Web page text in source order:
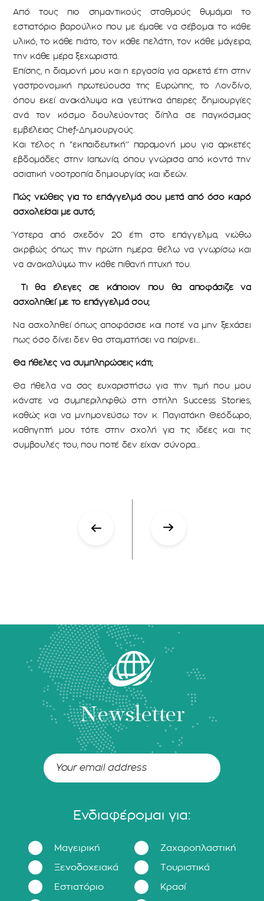
Από τους πιο σημαντικούς σταθμούς θυμάμαι το
εστιατόριο βαρούλκο που με έμαθε να σέβομαι το κάθε
υλικό, το κάθε πιάτο, τον κάθε πελάτη, τον κάθε μάγειρα,
την κάθε μέρα ξεχωριστά.
Επίσης, η διαμονή μου και η εργασία για αρκετά έτη στην
γαστρονομική πρωτεύουσα της Ευρώπης, το Λονδίνο,
όπου εκεί ανακάλυψα και γεύτηκα άπειρες δημιουργίες
ανά τον κόσμο δουλεύοντας δίπλα σε παγκόσμιας
εμβέλειας Chef-Δημιουργούς.
Και τέλος η ‘’εκπαιδευτική’’ παραμονή μου για αρκετές
εβδομάδες στην Ιαπωνία, όπου γνώρισα από κοντά την
ασιατική νοοτροπία δημιουργίας και ιδεών.
Πώς νιώθεις για το επάγγελμά σου μετά από όσο καιρό
ασχολείσαι με αυτό;
Ύστερα από σχεδόν 20 έτη στο επάγγελμα, νιώθω
ακριβώς όπως την πρώτη ημέρα: θέλω να γνωρίσω και
να ανακαλύψω την κάθε πιθανή πτυχή του.
Τι θα έλεγες σε κάποιον που θα αποφάσιζε να
ασχοληθεί με το επάγγελμά σου;
Να ασχοληθεί όπως αποφάσισε και ποτέ να μην ξεχάσει
πως όσο δίνει δεν θα σταματήσει να παίρνει…
Θα ήθελες να συμπληρώσεις κάτι;
Θα ήθελα να σας ευχαριστήσω για την τιμή που μου
κάνατε να συμπεριληφθώ στη στήλη Success Stories,
καθώς και να μνημονεύσω τον κ. Παγιατάκη Θεόδωρο,
καθηγητή μου τότε στην σχολή για τις ιδέες και τις
συμβουλές του, που ποτέ δεν είχαν σύνορα…
Newsletter
Ενδιαφέρομαι για:
Μαγειρική Ζαχαροπλαστική
Ξενοδοχειακά Τουριστικά
Εστιατόριο Κρασί